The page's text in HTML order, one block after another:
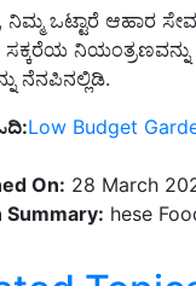
ಸಕ್ಕರೆಯ
ನೆನಪಿನಲ್ಲಿಡಿ.
Low Budget
Summary:hese
Topics